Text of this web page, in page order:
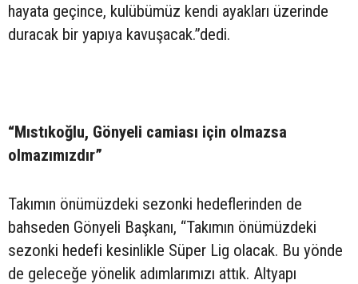
hayata geçince, kulübümüz kendi ayakları üzerinde
duracak bir yapıya kavuşacak.”dedi.
“Mıstıkoğlu, Gönyeli camiası için olmazsa
olmazımızdır”
Takımın önümüzdeki sezonki hedeflerinden de
bahseden Gönyeli Başkanı, “Takımın önümüzdeki
sezonki hedefi kesinlikle Süper Lig olacak. Bu yönde
de geleceğe yönelik adımlarımızı attık. Altyapı